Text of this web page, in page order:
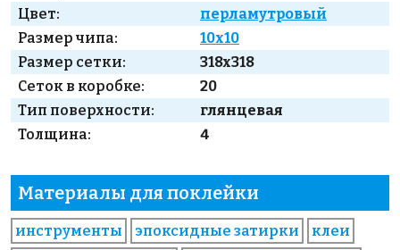
Цвет:
перламутровый
Размер чипа:
10x10
Размер сетки:
318x318
Сеток в коробке:
20
Тип поверхности:
глянцевая
Толщина:
4
Материалы для поклейки
инструменты эпоксидные затирки
клеи